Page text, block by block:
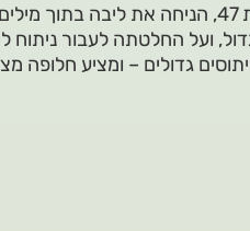
עלמה, בת 47, הניחה את ליבה
ועל החלטתה לעבור ניתוח
גדולים – ומציע חלופה